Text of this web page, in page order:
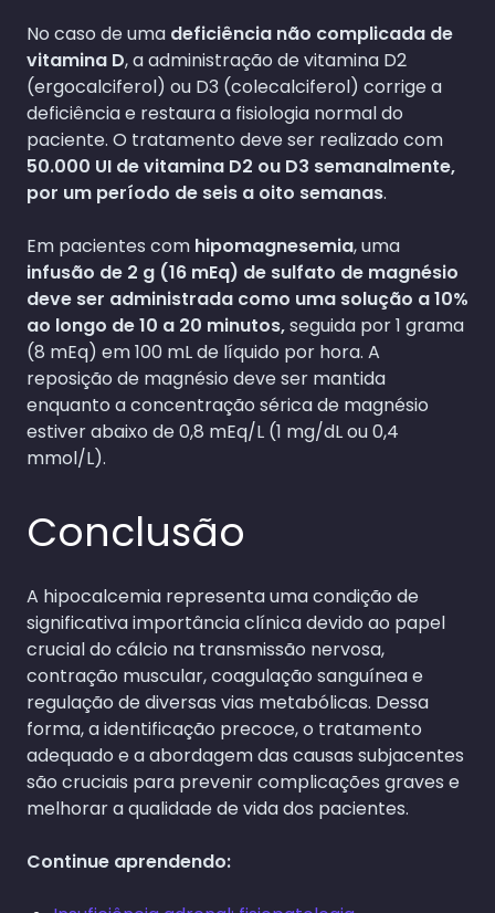
No caso de uma deficiência não complicada de
vitamina D, a administração de vitamina D2
(ergocalciferol) ou D3 (colecalciferol) corrige a
deficiência e restaura a fisiologia normal do
paciente. O tratamento deve ser realizado com
50.000 UI de vitamina D2 ou D3 semanalmente,
por um período de seis a oito semanas.
Em pacientes com hipomagnesemia, uma
infusão de 2 g (16 mEq) de sulfato de magnésio
deve ser administrada como uma solução a 10%
ao longo de 10 a 20 minutos,seguida por 1 grama
(8 mEq) em 100 mL de líquido por hora. A
reposição de magnésio deve ser mantida
enquanto a concentração sérica de magnésio
estiver abaixo de 0,8 mEq/L (1 mg/dL ou 0,4
mmol/L).
Conclusão
A hipocalcemia representa uma condição de
significativa importância clínica devido ao papel
crucial do cálcio na transmissão nervosa,
contração muscular, coagulação sanguínea e
regulação de diversas vias metabólicas. Dessa
forma, a identificação precoce, o tratamento
adequado e a abordagem das causas subjacentes
são cruciais para prevenir complicações graves e
melhorar a qualidade de vida dos pacientes.
Continue aprendendo: